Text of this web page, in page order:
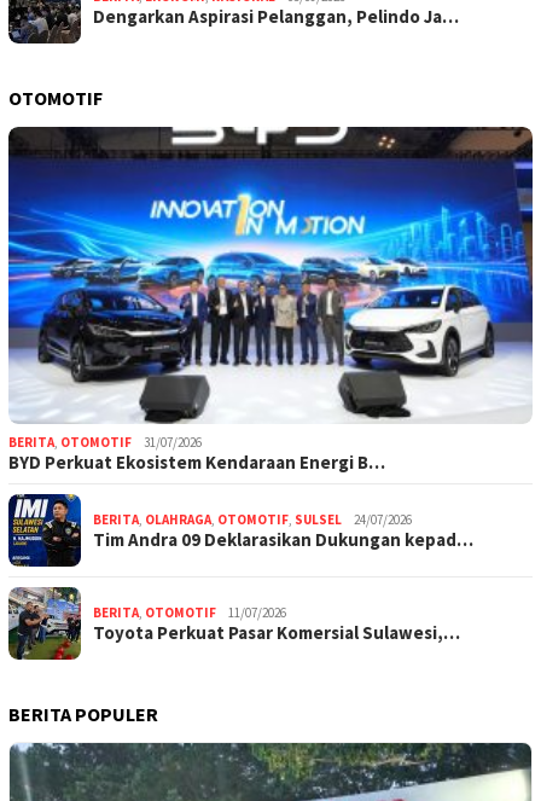
Dengarkan Aspirasi Pelanggan, Pelindo Ja…
OTOMOTIF
BERITA, OTOMOTIF 31/07/2026
BYD Perkuat Ekosistem Kendaraan Energi B…
BERITA, OLAHRAGA, OTOMOTIF, SULSEL 24/07/2026
Tim Andra 09 Deklarasikan Dukungan kepad…
BERITA, OTOMOTIF 11/07/2026
Toyota Perkuat Pasar Komersial Sulawesi,…
BERITA POPULER